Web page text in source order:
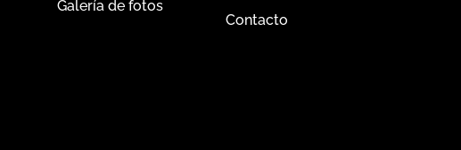
Galería de fotos
Contacto